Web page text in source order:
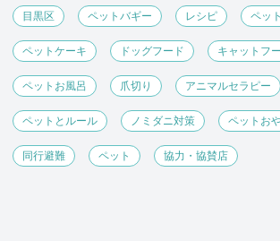
目黒区 ペットバギー レシピ ペッ
ペットケーキ ドッグフード キャットフ
ペットお風呂 爪切り アニマルセラピー
ペットとルール ノミダニ対策 ペットお
同行避難 ペット 協力・協賛店